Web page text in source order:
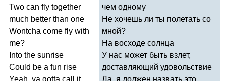
Two can fly together
much better than one
Wontcha come fly with
me?
Into the sunrise
Could be a fun rise
Yeah, ya gotta call
it
чем одному
Не хочешь ли ты полетать со
мной?
На восходе солнца
У нас может быть взлет,
доставляющий удовольствие
Да, я должен назвать это